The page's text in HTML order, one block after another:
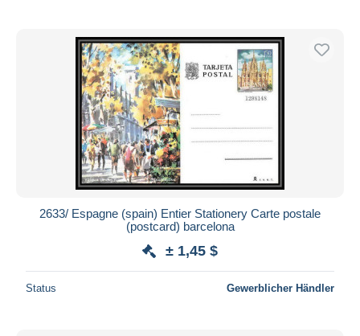
2633/ Espagne (spain) Entier Stationery Carte postale
(postcard) barcelona
± 1,45 $
Status Gewerblicher Händler